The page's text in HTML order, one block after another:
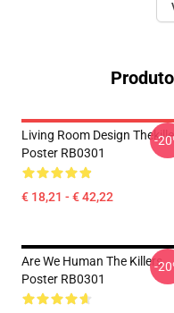
Living Room Design
Poster RB0301
€ 18,21 - € 42,22
-
Are We Human The Killers
Poster RB0301
-